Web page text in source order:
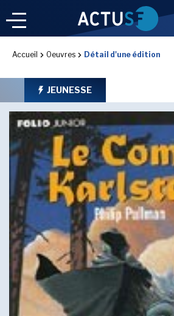
NOSRUBRIQUES
LES UTOPIALES 2025
IMAGINALES 2026
Accueil Oeuvres Détail d'une édition
JEUNESSE